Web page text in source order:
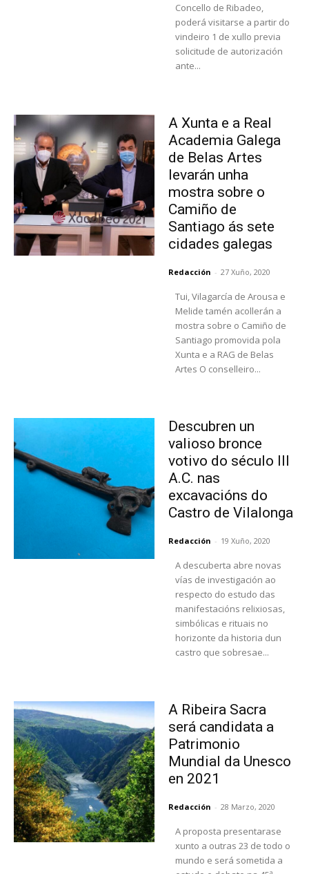
Concello de Ribadeo,
poderá visitarse a partir do
vindeiro 1 de xullo previa
solicitude de autorización
ante...
A Xunta e a Real
Academia Galega
de Belas Artes
levarán unha
mostra sobre o
Camiño de
Santiago ás sete
cidades galegas
Redacción - 27 Xuño, 2020
Tui, Vilagarcía de Arousa e
Melide tamén acollerán a
mostra sobre o Camiño de
Santiago promovida pola
Xunta e a RAG de Belas
Artes O conselleiro...
Descubren un
valioso bronce
votivo do século III
A.C. nas
excavacións do
Castro de Vilalonga
Redacción - 19 Xuño, 2020
A descuberta abre novas
vías de investigación ao
respecto do estudo das
manifestacións relixiosas,
simbólicas e rituais no
horizonte da historia dun
castro que sobresae...
A Ribeira Sacra
será candidata a
Patrimonio
Mundial da Unesco
en 2021
Redacción - 28 Marzo, 2020
A proposta presentarase
xunto a outras 23 de todo o
mundo e será sometida a